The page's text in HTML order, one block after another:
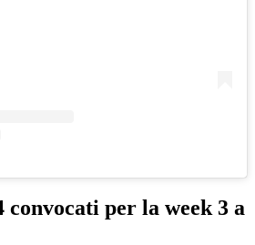
convocati per la week 3 a